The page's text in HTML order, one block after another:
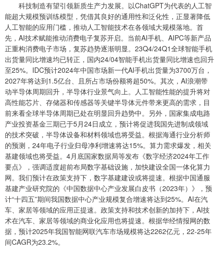
科技制造有望引领新质生产力发展。以ChatGPT为代表的人工智
能超大规模预训练模型，凭借其良好的通用性和泛化性，正显著降低
人工智能的应用门槛，推动人工智能技术在各领域大规模落地。首
先，AI技术赋能推动消费电子复苏开启。当前AI手机、AIPC等新产品
正重构消费电子市场，复苏趋势逐渐明显。23Q4/24Q1全球智能手机
出货量同比增速均已转正，国内24/04智能手机出货量同比增速也回升
至25%。IDC预计2024年中国市场新一代AI手机出货量为3700万台，
2027年将达到1.5亿台、且所占市场份额将超50%。其次，AI浪潮带
动半导体周期回升，半导体行业景气向上。人工智能性能的提升将对
高性能芯片、存储器和传感器等关键半导体元件带来更高的需求，目
前来看全球半导体周期已处在明显回升趋势中。另外，国家集成电路
产业投资基金三期已于5月24日成立，预计将促进我国先进制成领域
的技术突破，半导体设备和材料领域也将受益。根据海通行业分析师
的预测，24年电子行业归母净利增速将达15%。算力需求爆发，相关
基建领域也将受益。4月底国家数据局等发布《数字经济2024年工作
要点》，强调适度超前布局数字基础设施，加快建设全国一体化算力
网。我们预计在政策支持下，数字基建建设或将提速。根据中国通服
基建产业研究院的《中国数据中心产业发展白皮书（2023年）》，预
计“十四五”期间我国数据中心产业规模复合增速将达到25%。AI在汽
车、家居等领域的应用正提速。政策支持和技术创新的加持下，AI技
术在汽车、家居等领域的商业化应用也将提速。根据华经情报网的数
据，预计2025年我国智能网联汽车市场规模将达2262亿元，22-25年
间CAGR为23.2%。